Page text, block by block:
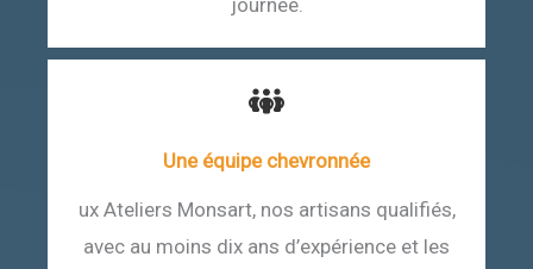
Une équipe chevronnée
ux Ateliers Monsart, nos artisans qualifiés,
avec au moins dix ans d’expérience et les